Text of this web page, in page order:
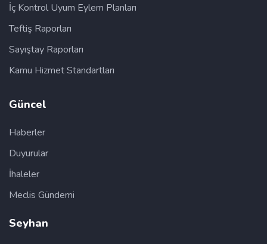
İç Kontrol Uyum Eylem Planları
Teftiş Raporları
Sayıştay Raporları
Kamu Hizmet Standartları
Güncel
Haberler
Duyurular
İhaleler
Meclis Gündemi
Seyhan